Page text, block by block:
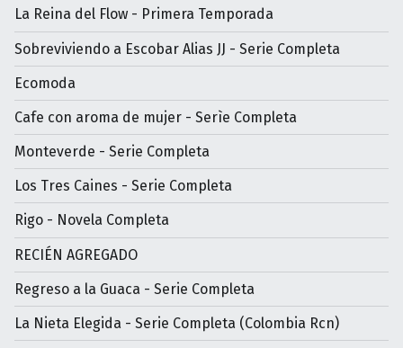
La Reina del Flow - Primera Temporada
Sobreviviendo a Escobar Alias JJ - Serie Completa
Ecomoda
Cafe con aroma de mujer - Serìe Completa
Monteverde - Serie Completa
Los Tres Caines - Serie Completa
Rigo - Novela Completa
RECIÉN AGREGADO
Regreso a la Guaca - Serie Completa
La Nieta Elegida - Serie Completa (Colombia Rcn)